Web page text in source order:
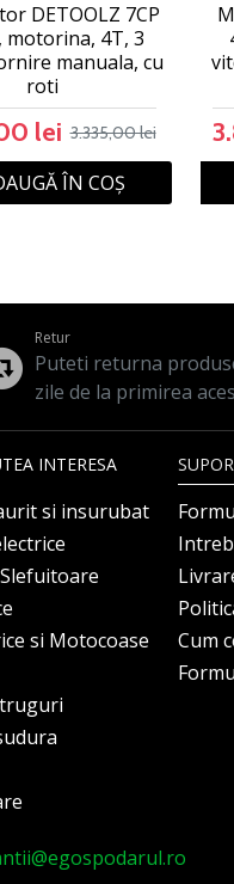
DETOOLZ 7CP
motorina, 4T, 3
manuala, cu
roti
lei 3.335,00 lei
ÎN COŞ
Retur
Puteti returna
zile de la primirea
INTERESA
si insurubat
si Motocoase
Cum